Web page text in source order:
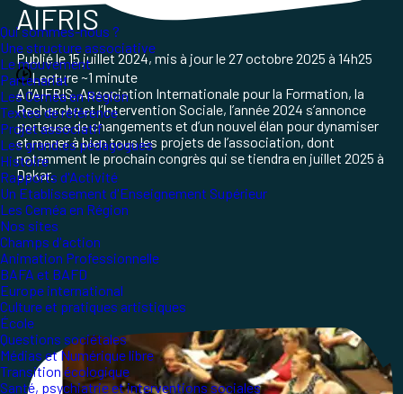
Qui sommes-nous ?
Une structure associative
Le mouvement
Partenariat
Les Ceméa en Région
Textes de référence
Projet associatif
Les grand.es pédagogues
Histoire
Rapports d'Activité
Un Etablissement d'Enseignement Supérieur
Les Ceméa en Région
Nos sites
Champs d'action
Animation Professionnelle
BAFA et BAFD
Europe international
Culture et pratiques artistiques
École
Questions sociétales
Médias et Numérique libre
Transition écologique
Santé, psychiatrie et interventions sociales
AIFRIS
Publié le15 juillet 2024, mis à jour le27 octobre 2025 à 14h25
Lecture ~1 minute
A l’AIFRIS, Association Internationale pour la Formation, la
Recherche et l’Intervention Sociale, l’année 2024 s’annonce
porteuse de changements et d’un nouvel élan pour dynamiser
et mener à bien tous les projets de l’association, dont
notamment le prochain congrès qui se tiendra en juillet 2025 à
Dakar.